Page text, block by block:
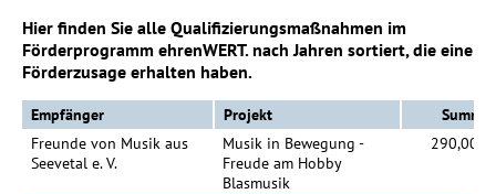
Hier finden Sie alle Qualifizierungsmaßnahmen im
Förderprogramm ehrenWERT. nach Jahren sortiert, die eine
Förderzusage erhalten haben.
Empfänger Projekt
Summe
Freunde von Musik aus
Seevetal e. V.
Musik in Bewegung -
Freude am Hobby
Blasmusik
290,00 €